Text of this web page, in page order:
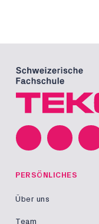
PERSÖNLICHES
Über uns
Team